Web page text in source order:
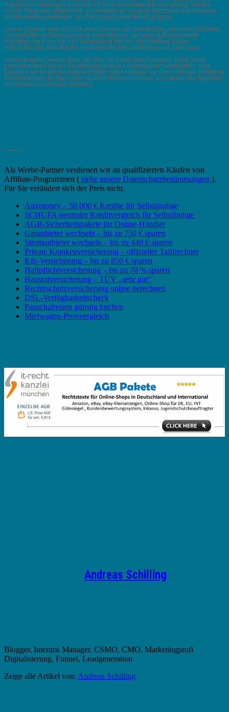
Mandatsvereinbarungen ausdrücklich nicht zu unserem Mandatsumfang. Werden
solche Tätigkeiten erforderlich, so vermitteln wir unserem Mandanten uns bekannte,
seriöse Beratungskollegen aus den zugelassenen Berufsgruppen.
Unsere Tätigkeit erstreckt sich ausschließlich auf die Ermittlung von wirtschaftlichen
Sachverhalten im Rahmen unseres unternehmens- und wirtschaftsberatenden
Mandates sowie die Vor- und Aufbereitung der aus der Ermittlung dieser
wirtschaftlichen Sachverhalte resultierenden Entscheidungen und Unterlagen.
Unsere Ratgeber weisen Ihnen den Weg bei beruflichen Problemen. Daher haben
praxisrelevante Fälle für Sie herausgesucht und exemplarisch beantwortet – ohne
Anspruch auf inhaltliche Vollständigkeit. Bitte bedenken Sie, dass nicht alle denkbaren
Besonderheiten des Einzelfalls berücksichtigt sein können. Die Lektüre des Ratgebers
ersetzt keine individuelle Beratung.
Als Werbe-Partner verdienen wir an qualifizierten Käufen von
Affiliate-Programmen ( siehe unsere Datenschutzbestimmungen ).
Für Sie verändert sich der Preis nicht.
Auxmoney – 50.000 € Kredite für Selbständige
SCHUFA-neutraler Kreditvergleich für Selbständige
AGB-Sicherheitspakete für Online-Händler
Gasanbieter wechseln – bis zu 750 € sparen
Stromanbieter wechseln – bis zu 440 € sparen
Private Krankenversicherung – offizieller Tarifrechner
Kfz-Versicherung – bis zu 850 € sparen
Haftpflichtversicherung – bis zu 70 % sparen
Hausratversicherung – TÜV „sehr gut“
Rechtsschutzversicherung online berechnen
DSL-Verfügbarkeitscheck
Pauschalreisen günstig buchen
Mietwagen-Preisvergleich
Andreas Schilling
Blogger, Interims Manager, CSMO, CMO, Marketingprofi
Digitalisierung, Funnel, Leadgeneration
Zeige alle Artikel von: Andreas Schilling